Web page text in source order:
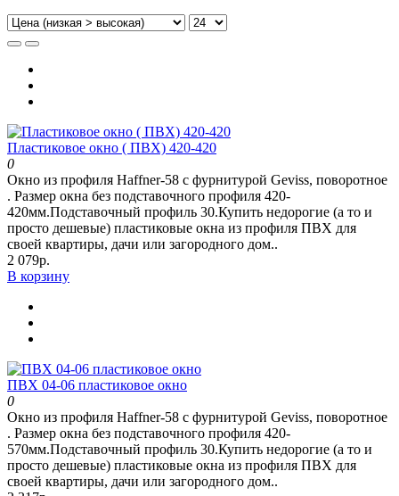
Пластиковое окно ( ПВХ) 420-420
0
Окно из профиля Haffner-58 c фурнитурой Geviss, поворотное
. Размер окна без подставочного профиля 420-
420мм.Подставочный профиль 30.Купить недорогие (а то и
просто дешевые) пластиковые окна из профиля ПВХ для
своей квартиры, дачи или загородного дом..
2 079р.
В корзину
ПВХ 04-06 пластиковое окно
0
Окно из профиля Haffner-58 c фурнитурой Geviss, поворотное
. Размер окна без подставочного профиля 420-
570мм.Подставочный профиль 30.Купить недорогие (а то и
просто дешевые) пластиковые окна из профиля ПВХ для
своей квартиры, дачи или загородного дом..